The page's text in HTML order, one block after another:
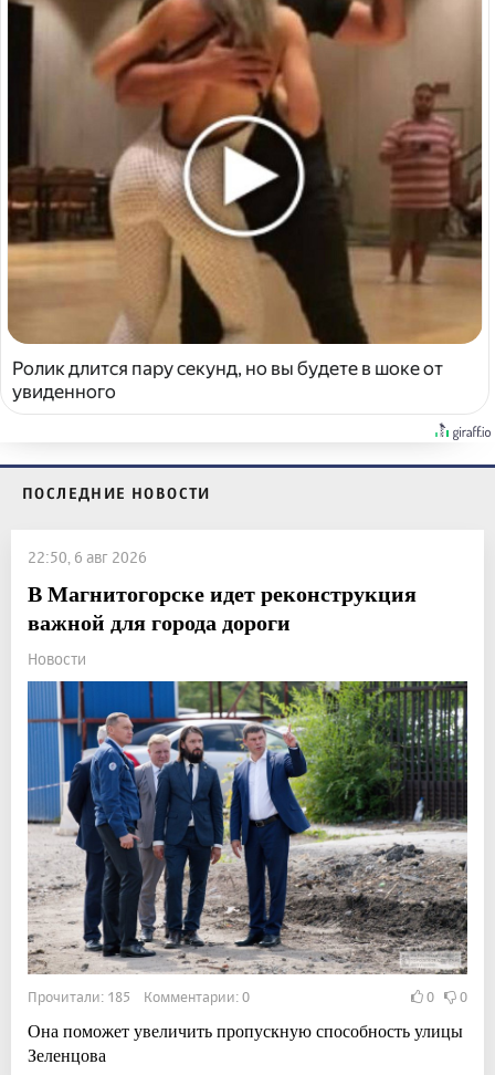
Ролик длится пару секунд, но вы будете в шоке от
увиденного
ПОСЛЕДНИЕ НОВОСТИ
22:50, 6 авг 2026
В Магнитогорске идет реконструкция
важной для города дороги
Новости
Прочитали: 185 Комментарии: 0 0 0
Она поможет увеличить пропускную способность улицы
Зеленцова